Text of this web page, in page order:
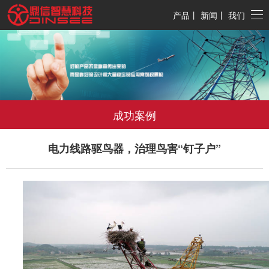
产品 丨 新闻 丨 我们
成功案例
电力线路驱鸟器，治理鸟害“钉子户”